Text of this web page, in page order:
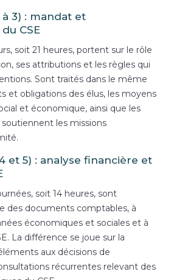
à 3) : mandat et
CSE
soit 21 heures, portent sur le rôle
ses attributions et les règles qui
Sont traités dans le même
et obligations des élus, les moyens
et économique, ainsi que les
les missions
et 5) : analyse financière et
soit 14 heures, sont
des documents comptables, à
économiques et sociales et à
La différence se joue sur la
aux décisions de
récurrentes relevant des